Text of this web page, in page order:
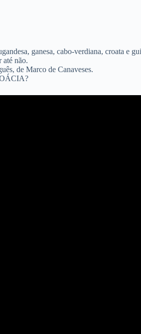
ganesa, cabo-verdiana, croata e
até não.
de Marco de Canaveses.